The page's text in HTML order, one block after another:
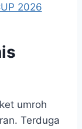
umroh
Terduga